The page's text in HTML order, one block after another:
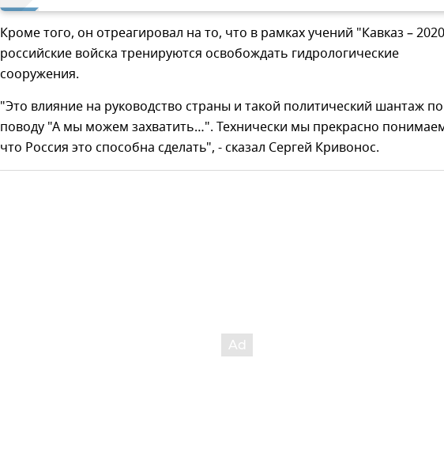
Кроме того, он отреагировал на то, что в рамках учений "Кавказ –
российские войска тренируются освобождать гидрологические
сооружения.
"Это влияние на руководство страны и такой политический шантаж по
поводу "А мы можем захватить…". Технически мы прекрасно
что Россия это способна сделать", - сказал Сергей Кривонос.